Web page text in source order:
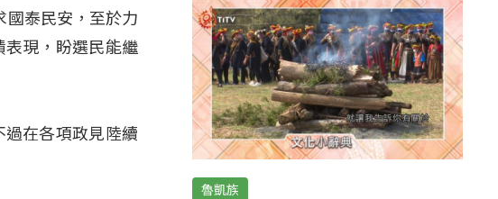
國泰民安，至於力
現，盼選民能繼
在各項政見陸續
魯凱族